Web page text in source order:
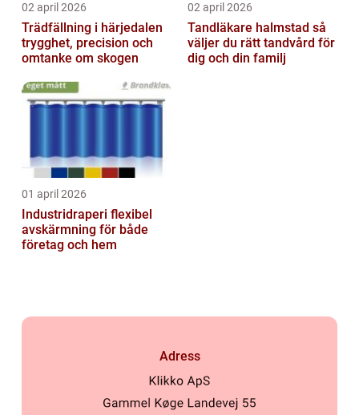
02 april 2026
Trädfällning i härjedalen
trygghet, precision och
omtanke om skogen
02 april 2026
Tandläkare halmstad så
väljer du rätt tandvård för
dig och din familj
01 april 2026
Industridraperi flexibel
avskärmning för både
företag och hem
Adress